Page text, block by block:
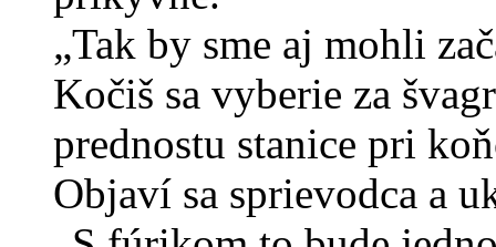
„Tak by sme aj mohli
Kočiš sa vyberie za
prednostu stanice pri
Objaví sa sprievodca a